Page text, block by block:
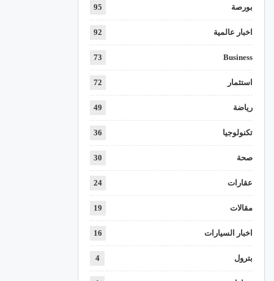
بورصة 95
اخبار عالمية 92
Business
73
استثمار 72
رياضة 49
تكنولوجيا 36
صحة 30
عقارات 24
مقالات 19
اخبار السيارات 16
بترول 4